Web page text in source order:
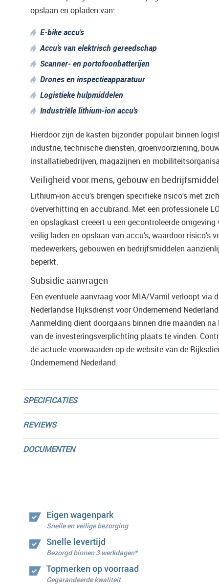
opslaan en opladen van:
E-bike accu's
Accu's van elektrisch gereedschap
Scanner- en portofoonbatterijen
Drones en inspectieapparatuur
Logistieke hulpmiddelen
Industriële lithium-ion accu's
Hierdoor zijn de kasten bijzonder populair binnen
industrie, technische diensten, groenvoorziening,
installatiebedrijven, magazijnen en
Veiligheid voor mens, gebouw en
Lithium-ion accu's brengen specifieke risico's met
oververhitting en accubrand. Met een professionele
en opslagkast creëert u een gecontroleerde omgeving
veilig laden en opslaan van accu's, waardoor risico's
medewerkers, gebouwen en bedrijfsmiddelen
beperkt.
Subsidie aanvragen
Een eventuele aanvraag voor MIA/Vamil verloopt via
Nederlandse Rijksdienst voor Ondernemend
Aanmelding dient doorgaans binnen drie maanden
van de investeringsverplichting plaats te vinden.
de actuele voorwaarden op de website van de
Ondernemend Nederland.
SPECIFICATIES
REVIEWS
DOCUMENTEN
Eigen wagenpark
Snelle en veilige bezorging
Snelle levertijd
Bezorgd binnen 3 werkdagen*
Topmerken op voorraad
Gegarandeerde kwaliteit